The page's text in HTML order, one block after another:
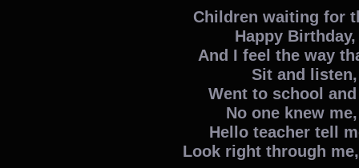
Children waiting for
Happy
And I feel the way
Sit and
Went to school
No one knew
Hello teacher tell
Look right through